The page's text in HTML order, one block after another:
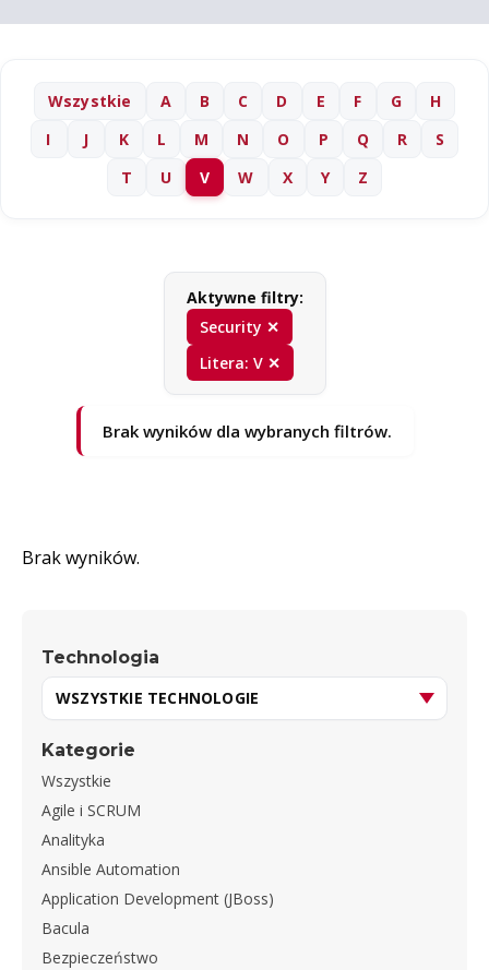
Wszystkie A B C D E F G
H
I
J K L M N O P Q R
S
T
U V W X Y Z
Aktywne filtry:
Security ✕
Litera: V ✕
Brak wyników dla wybranych filtrów.
Brak wyników.
Technologia
Kategorie
Wszystkie
Agile i SCRUM
Analityka
Ansible Automation
Application Development (JBoss)
Bacula
Bezpieczeństwo